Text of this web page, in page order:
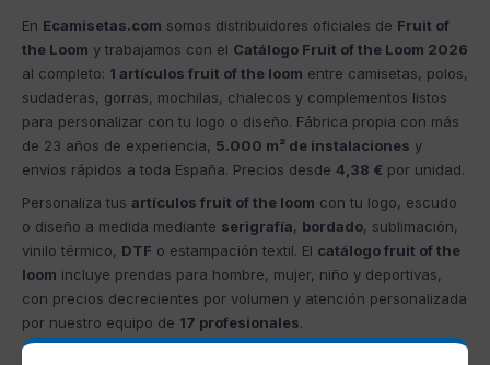
En Ecamisetas.com somos distribuidores oficiales de Fruit of
the Loom y trabajamos con el Catálogo Fruit of the Loom 2026
al completo: 1 artículos fruit of the loom entre camisetas, polos,
sudaderas, gorras, mochilas, chalecos y complementos listos
para personalizar con tu logo o diseño. Fábrica propia con más
de 23 años de experiencia, 5.000 m² de instalaciones y
envíos rápidos a toda España. Precios desde 4,38 € por unidad.
Personaliza tus artículos fruit of the loom con tu logo, escudo
o diseño a medida mediante serigrafía, bordado, sublimación,
vinilo térmico, DTF o estampación textil. El catálogo fruit of the
loom incluye prendas para hombre, mujer, niño y deportivas,
con precios decrecientes por volumen y atención personalizada
por nuestro equipo de 17 profesionales.
Comprar artículos del
es fácil: